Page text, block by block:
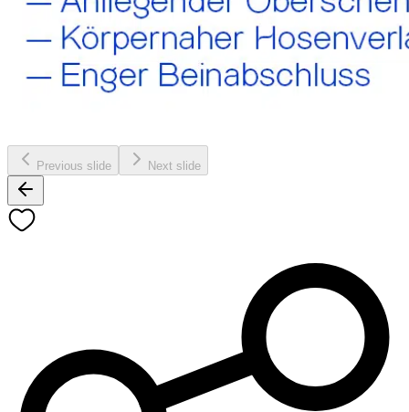
Previous slide Next slide